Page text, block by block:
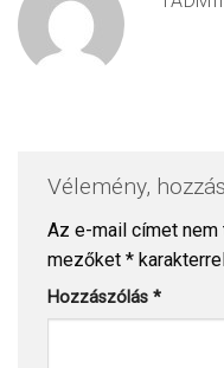
Vélemény,
Az e-mail címet
mezőket *
Hozzászólás *